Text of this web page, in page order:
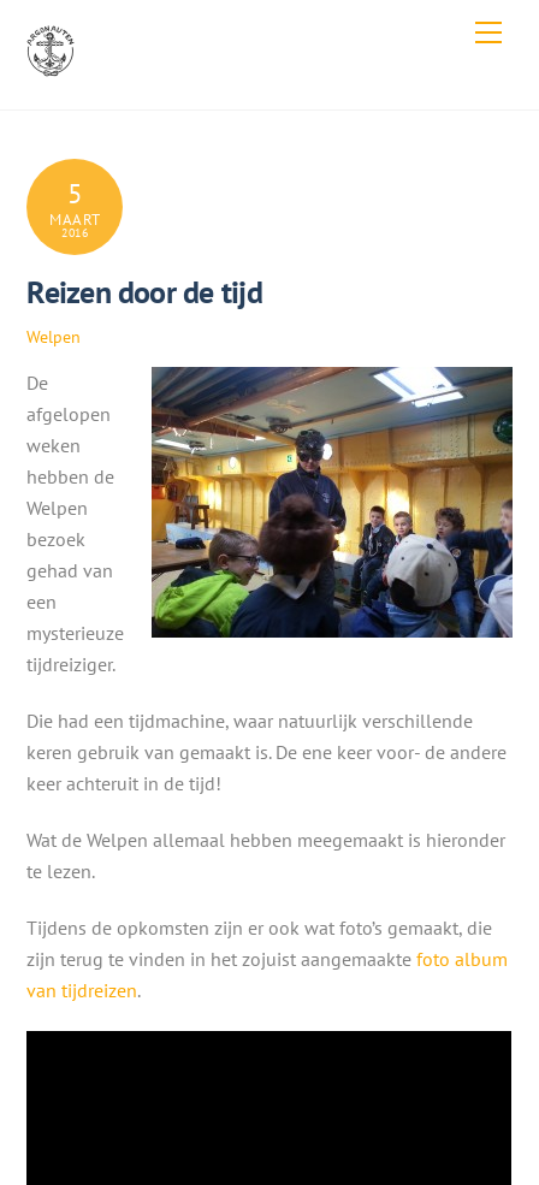
content
5
MAART
2016
Reizen door de tijd
Welpen
De
afgelopen
weken
hebben de
Welpen
bezoek
gehad van
een
mysterieuze
tijdreiziger.
Die had een tijdmachine, waar natuurlijk verschillende
keren gebruik van gemaakt is. De ene keer voor- de andere
keer achteruit in de tijd!
Wat de Welpen allemaal hebben meegemaakt is hieronder
te lezen.
Tijdens de opkomsten zijn er ook wat foto’s gemaakt, die
zijn terug te vinden in het zojuist aangemaaktefoto album
van tijdreizen.